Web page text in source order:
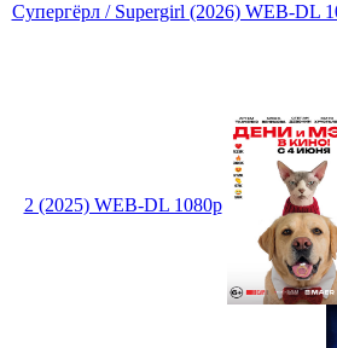
Супергёрл / Supergirl (2026) WEB-DL
2 (2025) WEB-DL 1080p